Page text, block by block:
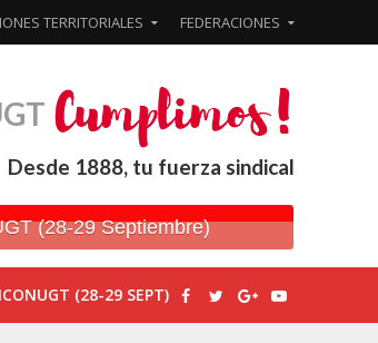
TERRITORIALES FEDERACIONES
Desde 1888, tu fuerza sindical
(28-29 Septiembre)
(28-29 SEPT)